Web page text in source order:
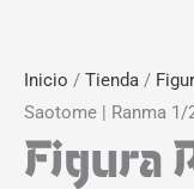
Inicio / Tienda /
Saotome | Ranma
Figura